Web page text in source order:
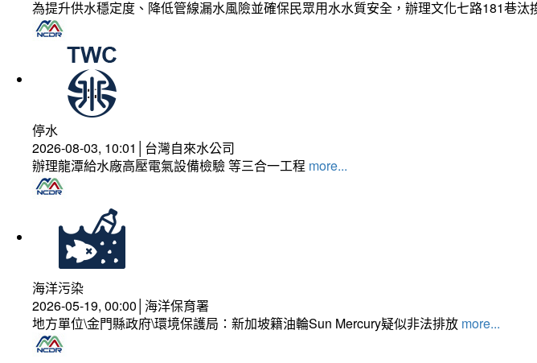
為提升供水穩定度、降低管線漏水風險並確保民眾用水水質安全，辦理文化七路181巷
停水
2026-08-03, 10:01│台灣自來水公司
辦理龍潭給水廠高壓電氣設備檢驗 等三合一工程 more...
海洋污染
2026-05-19, 00:00│海洋保育署
地方單位\金門縣政府\環境保護局：新加坡籍油輪Sun Mercury疑似非法排放 more...